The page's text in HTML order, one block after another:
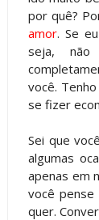
por quê?
amor. Se
seja,
você.
se fizer
Sei que
algumas
apenas em
você pense
quer.